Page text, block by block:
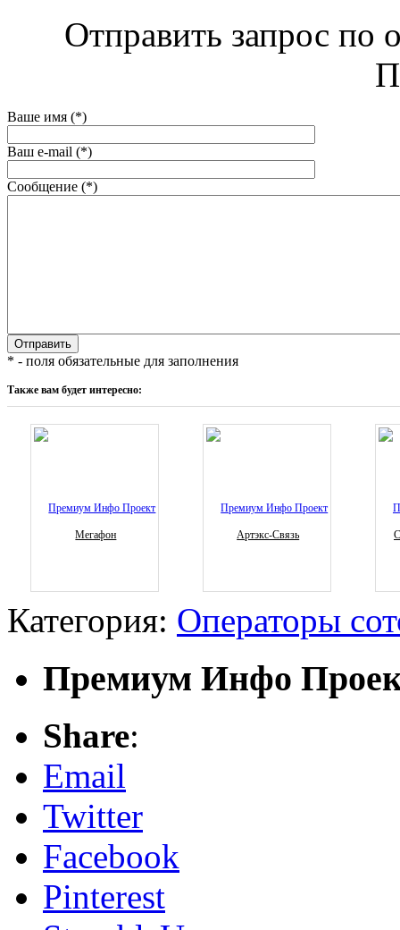
Отправить запрос
Ваше имя (*)
Ваш e-mail (*)
Сообщение (*)
* - поля обязательные для заполнения
Также вам будет интересно:
Мегафон Артэкс-Связь
Категория: Операторы
Премиум Инфо
Share:
Email
Twitter
Facebook
Pinterest